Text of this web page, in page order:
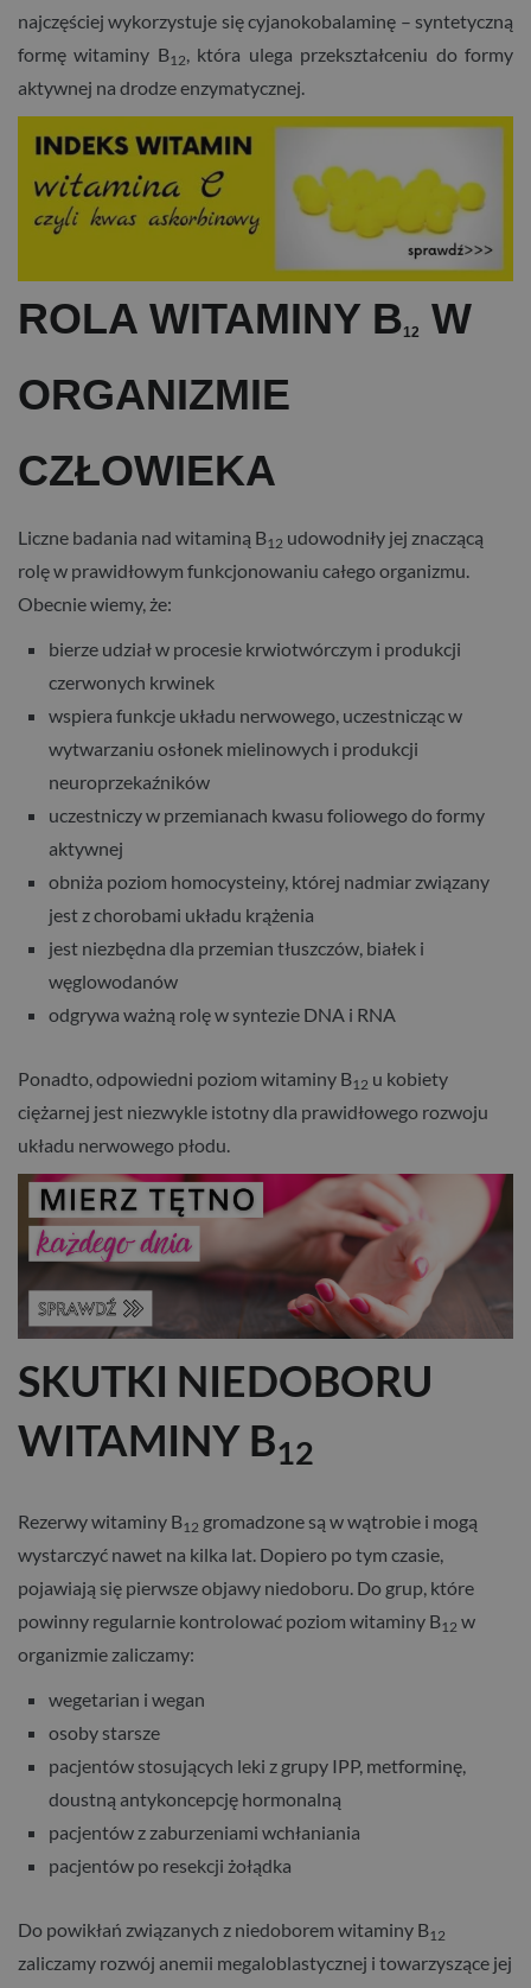
najczęściej wykorzystuje się cyjanokobalaminę – syntetyczną
formę witaminy B12, która ulega przekształceniu do formy
aktywnej na drodze enzymatycznej.
ROLA WITAMINY B12
W
ORGANIZMIE
CZŁOWIEKA
Liczne badania nad witaminą B12 udowodniły jej znaczącą
rolę w prawidłowym funkcjonowaniu całego organizmu.
Obecnie wiemy, że:
bierze udział w procesie krwiotwórczym i produkcji
czerwonych krwinek
wspiera funkcje układu nerwowego, uczestnicząc w
wytwarzaniu osłonek mielinowych i produkcji
neuroprzekaźników
uczestniczy w przemianach kwasu foliowego do formy
aktywnej
obniża poziom homocysteiny, której nadmiar związany
jest z chorobami układu krążenia
jest niezbędna dla przemian tłuszczów, białek i
węglowodanów
odgrywa ważną rolę w syntezie DNA i RNA
Ponadto, odpowiedni poziom witaminy B12 u kobiety
ciężarnej jest niezwykle istotny dla prawidłowego rozwoju
układu nerwowego płodu.
SKUTKI NIEDOBORU
WITAMINY B12
Rezerwy witaminy B12 gromadzone są w wątrobie i mogą
wystarczyć nawet na kilka lat. Dopiero po tym czasie,
pojawiają się pierwsze objawy niedoboru. Do grup, które
powinny regularnie kontrolować poziom witaminy B12 w
organizmie zaliczamy:
wegetarian i wegan
osoby starsze
pacjentów stosujących leki z grupy IPP, metforminę,
doustną antykoncepcję hormonalną
pacjentów z zaburzeniami wchłaniania
pacjentów po resekcji żołądka
Do powikłań związanych z niedoborem witaminy B12
zaliczamy rozwój anemii megaloblastycznej i towarzyszące jej